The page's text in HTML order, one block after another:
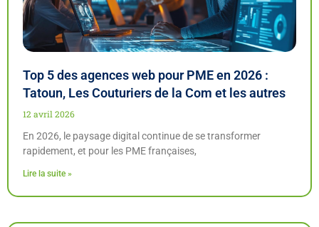
Top 5 des agences web pour PME en 2026 :
Tatoun, Les Couturiers de la Com et les autres
12 avril 2026
En 2026, le paysage digital continue de se transformer
rapidement, et pour les PME françaises,
Lire la suite »